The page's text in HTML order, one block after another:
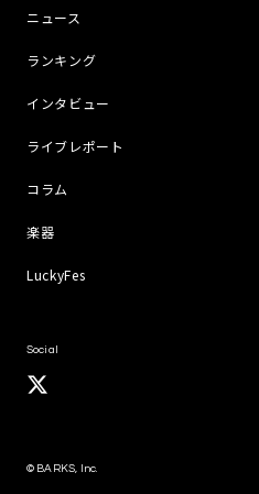
ニュース
ランキング
インタビュー
ライブレポート
コラム
楽器
LuckyFes
Social
© BARKS, Inc.